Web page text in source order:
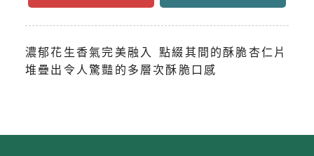
濃郁花生香氣完美融入 點綴其間的酥脆杏仁片
堆疊出令人驚豔的多層次酥脆口感